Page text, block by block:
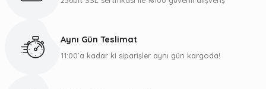
Aynı Gün Teslimat
11:00’a kadar ki siparişler aynı gün kargoda!